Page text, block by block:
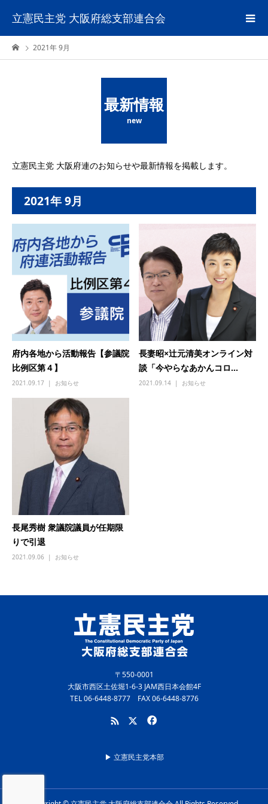
立憲民主党 大阪府総支部連合会
2021年 9月
最新情報
new
立憲民主党 大阪府連のお知らせや最新情報を掲載します。
2021年 9月
府内各地から活動報告【参議院
比例区第４】
2021.09.17 お知らせ
長妻昭×辻元清美オンライン対
談「今やらなあかんコロ...
2021.09.14 お知らせ
長尾秀樹 衆議院議員が任期限
りで引退
2021.09.06 お知らせ
〒550-0001
大阪市西区土佐堀1-6-3 JAM西日本会館4F
TEL 06-6448-8777 FAX 06-6448-8776
▶︎ 立憲民主党本部